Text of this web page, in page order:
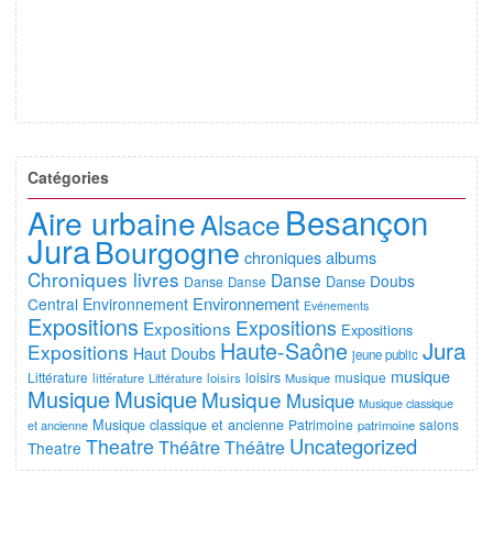
Catégories
Aire urbaineAlsace Besançon
JuraBourgogne chroniques albums
Chroniques livres Danse Danse Danse Danse Doubs
Central Environnement Environnement Evénements
Expositions Expositions Expositions Expositions
Expositions Haut Doubs Haute-Saône jeune public Jura
Littérature littérature Littérature loisirs loisirs Musique musique musique
MusiqueMusiqueMusique Musique Musique classique
et ancienne Musique classique et ancienne Patrimoine patrimoine salons
Theatre Theatre ThéâtreThéâtre Uncategorized